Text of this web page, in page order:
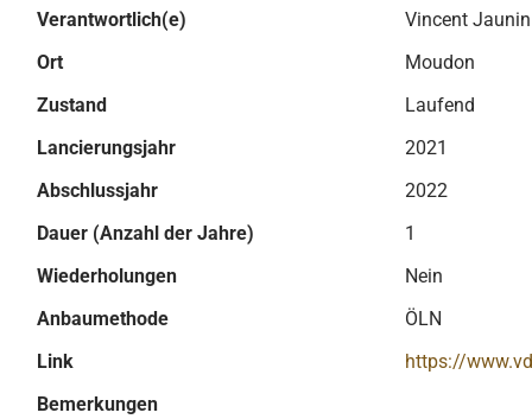
Verantwortlich(e)
Vincent Jaunin
Ort
Moudon
Zustand
Laufend
Lancierungsjahr
2021
Abschlussjahr
2022
Dauer (Anzahl der Jahre)
1
Wiederholungen
Nein
Anbaumethode
ÖLN
Link
https://
Bemerkungen